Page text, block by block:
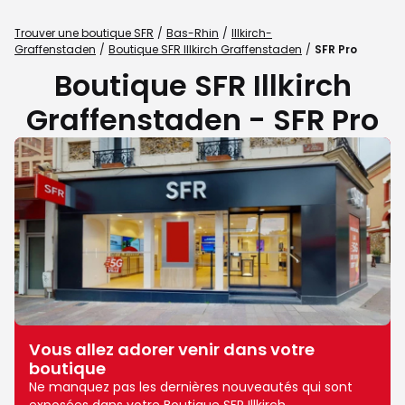
Trouver une boutique SFR Bas-Rhin
Illkirch-
Graffenstaden
Boutique SFR Illkirch Graffenstaden SFR Pro
Boutique SFR Illkirch
Graffenstaden - SFR Pro
Vous allez adorer venir dans votre
boutique
Ne manquez pas les dernières nouveautés qui sont